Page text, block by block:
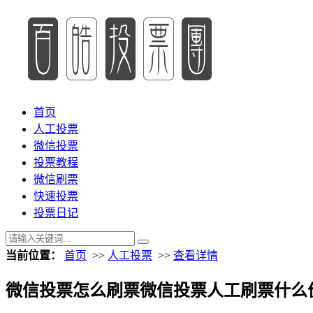
首页
人工投票
微信投票
投票教程
微信刷票
快速投票
投票日记
当前位置： 首页 >> 人工投票 >> 查看详情
微信投票怎么刷票微信投票人工刷票什么